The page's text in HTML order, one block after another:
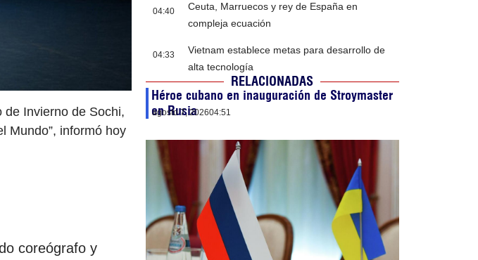
de Invierno de Sochi,
Mundo”, informó hoy
coreógrafo y
04:40
Ceuta, Marruecos y rey de España en
compleja ecuación
04:33
Vietnam establece metas para desarrollo de
alta tecnología
RELACIONADAS
Héroe cubano en inauguración de Stroymaster
en Rusia
agosto 7, 202604:51